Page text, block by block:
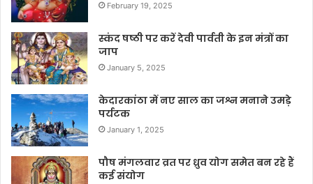
February 19, 2025
स्कंद षष्ठी पर करें देवी पार्वती के इन मंत्रों का
जाप
January 5, 2025
केदारकांठा में नए साल का जश्न मनाने उमड़े
पर्यटक
January 1, 2025
पौष मंगलवार व्रत पर ध्रुव योग समेत बन रहे हैं
कई संयोग